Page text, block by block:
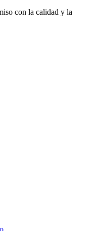
con la calidad y la